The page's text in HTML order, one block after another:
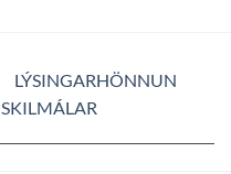
LÝSINGARHÖNNUN
SKILMÁLAR